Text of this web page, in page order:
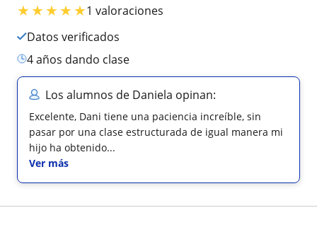
★★★★★1 valoraciones
Datos verificados
4 años dando clase
Los alumnos de Daniela opinan:
Excelente, Dani tiene una paciencia increíble, sin
pasar por una clase estructurada de igual manera mi
hijo ha obtenido...
Ver más